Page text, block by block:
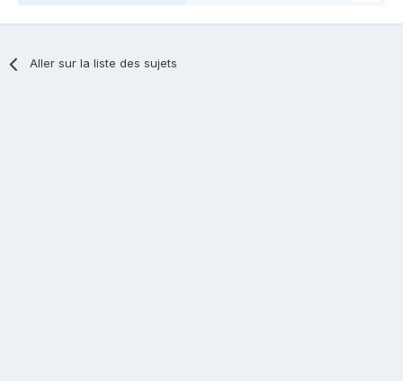
Aller sur la liste des sujets